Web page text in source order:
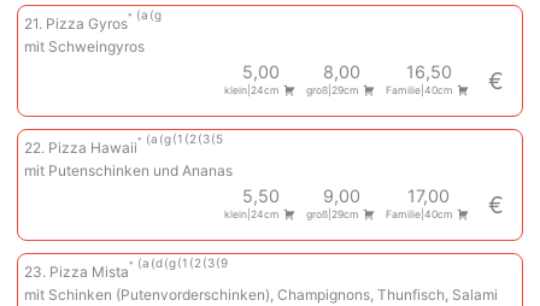
21. Pizza Gyros
a g
mit Schweingyros
5,00
klein|24cm
8,00
groß|29cm
16,50
Familie|40cm €
22. Pizza Hawaii
a g 1 2 3 5
mit Putenschinken und Ananas
5,50
klein|24cm
9,00
groß|29cm
17,00
Familie|40cm €
23. Pizza Mista
a d g 1 2 3 9
mit Schinken (Putenvorderschinken), Champignons, Thunfisch, Salami